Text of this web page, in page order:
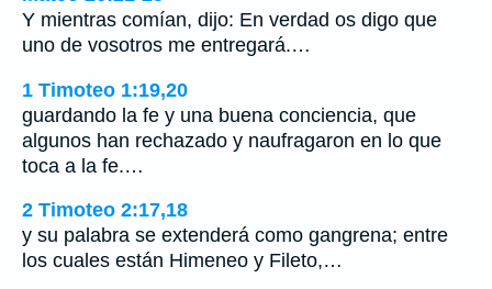
Y mientras comían, dijo: En verdad os digo que
uno de vosotros me entregará.…
1 Timoteo 1:19,20
guardando la fe y una buena conciencia, que
algunos han rechazado y naufragaron en lo que
toca a la fe.…
2 Timoteo 2:17,18
y su palabra se extenderá como gangrena; entre
los cuales están Himeneo y Fileto,…